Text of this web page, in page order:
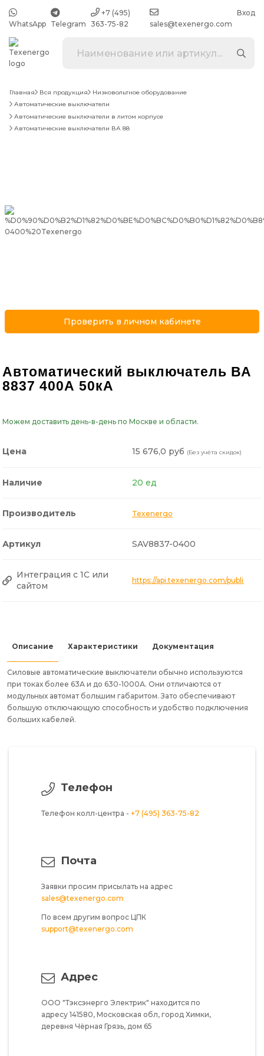
WhatsApp Telegram
+7 (495)
363-75-82
sales@texenergo.com
Вход
Главная Вся продукция
Низковольтное оборудование
Автоматические выключатели
Автоматические выключатели в литом корпусе
Автоматические выключатели ВА 88
Проверить в личном кабинете
Автоматический выключатель ВА
8837 400А 50кА
Можем доставить день-в-день по Москве и области.
Цена 15 676,0 руб (Без учёта скидок)
Наличие 20 ед
Производитель Texenergo
Артикул SAV8837-0400
Интеграция с 1С или
сайтом
https://api.texenergo.com/public/
Описание Характеристики Документация
Силовые автоматические выключатели обычно используются
при токах более 63А и до 630-1000А. Они отличаются от
модульных автомат большим габаритом. Зато обеспечивают
большую отключающую способность и удобство подключения
больших кабелей.
Телефон
Телефон колл-центра - +7 (495) 363-75-82
Почта
Заявки просим присылать на адрес
sales@texenergo.com
По всем другим вопрос ЦПК
support@texenergo.com
Адрес
ООО "Тэксэнерго Электрик" находится по
адресу 141580, Московская обл, город Химки,
деревня Чёрная Грязь, дом 65